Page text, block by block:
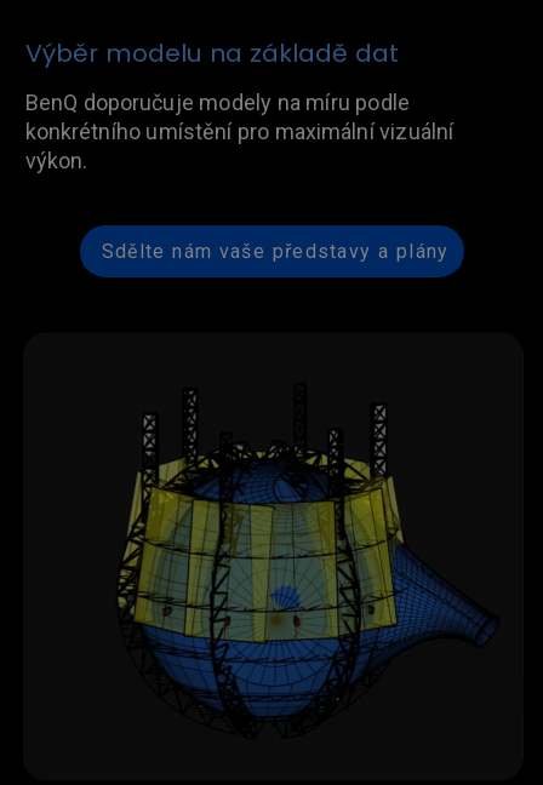
Výběr modelu na základě dat
BenQ doporučuje modely na míru podle
konkrétního umístění pro maximální vizuální
výkon.
Sdělte nám vaše představy a plány